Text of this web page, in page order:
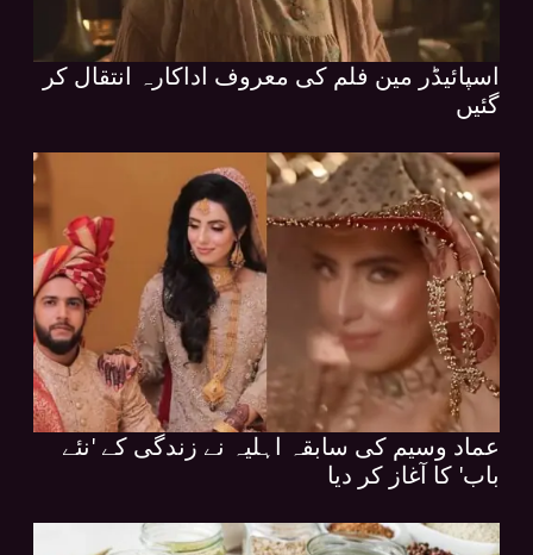
اسپائیڈر مین فلم کی معروف اداکارہ انتقال کر
گئیں
عماد وسیم کی سابقہ اہلیہ نے زندگی کے 'نئے
باب' کا آغاز کر دیا